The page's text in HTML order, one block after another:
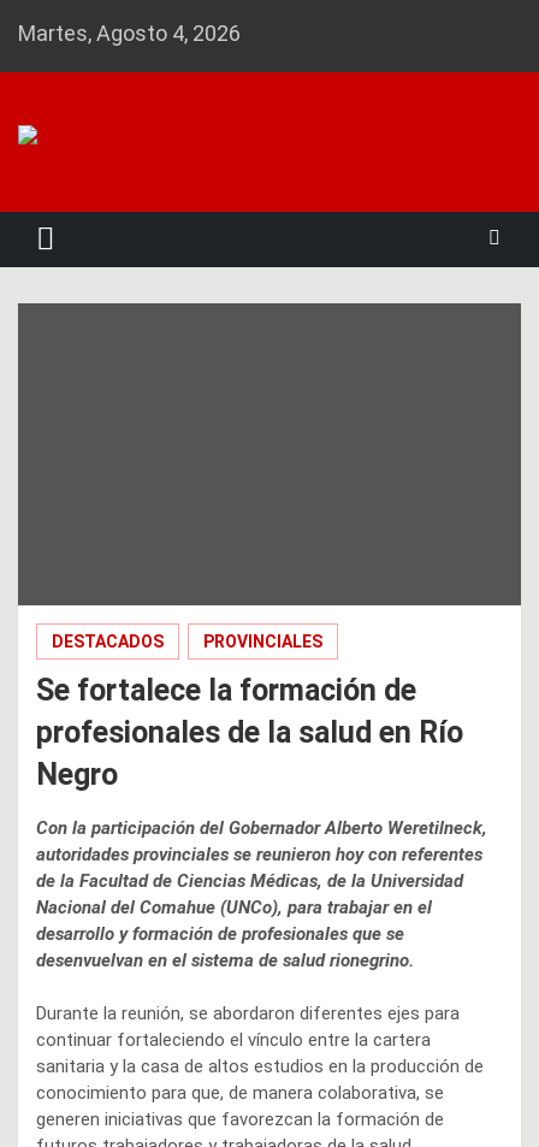
Martes, Agosto 4, 2026
DESTACADOS PROVINCIALES
Se fortalece la formación de
profesionales de la salud en Río
Negro
Con la participación del Gobernador Alberto Weretilneck,
autoridades provinciales se reunieron hoy con referentes
de la Facultad de Ciencias Médicas, de la Universidad
Nacional del Comahue (UNCo), para trabajar en el
desarrollo y formación de profesionales que se
desenvuelvan en el sistema de salud rionegrino.
Durante la reunión, se abordaron diferentes ejes para
continuar fortaleciendo el vínculo entre la cartera
sanitaria y la casa de altos estudios en la producción de
conocimiento para que, de manera colaborativa, se
generen iniciativas que favorezcan la formación de